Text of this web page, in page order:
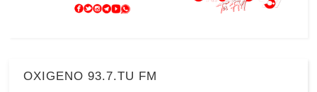
OXIGENO 93.7.TU FM